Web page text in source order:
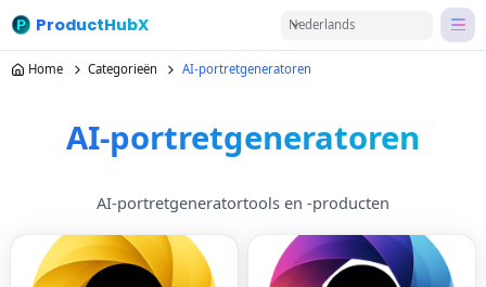
ProductHubX Nederlands
Home Categorieën AI-portretgeneratoren
AI-portretgeneratoren
AI-portretgeneratortools en -producten